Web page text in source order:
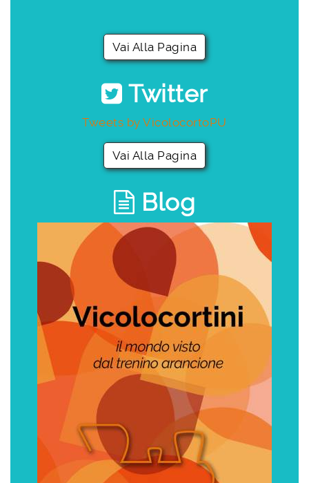
Vai Alla Pagina
Twitter
Tweets by VicolocortoPU
Vai Alla Pagina
Blog